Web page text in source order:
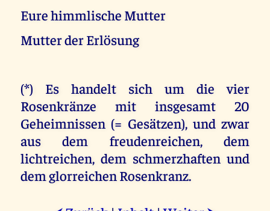
Eure himmlische Mutter
Mutter der Erlösung
(*) Es handelt sich um die vier
Rosenkränze mit insgesamt 20
Geheimnissen (= Gesätzen), und zwar
aus dem freudenreichen, dem
lichtreichen, dem schmerzhaften und
dem glorreichen Rosenkranz.